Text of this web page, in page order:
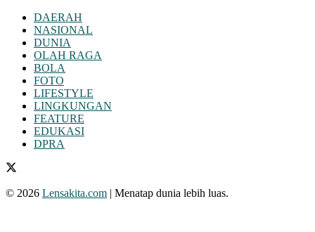
DAERAH
NASIONAL
DUNIA
OLAH RAGA
BOLA
FOTO
LIFESTYLE
LINGKUNGAN
FEATURE
EDUKASI
DPRA
© 2026 Lensakita.com | Menatap dunia lebih luas.